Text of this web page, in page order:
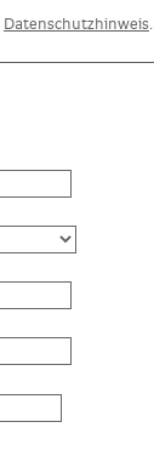
Datenschutzhinweis.